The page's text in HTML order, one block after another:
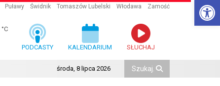
Puławy Świdnik Tomaszów Lubelski Włodawa Zamość
°C
PODCASTY KALENDARIUM SŁUCHAJ
środa, 8 lipca 2026